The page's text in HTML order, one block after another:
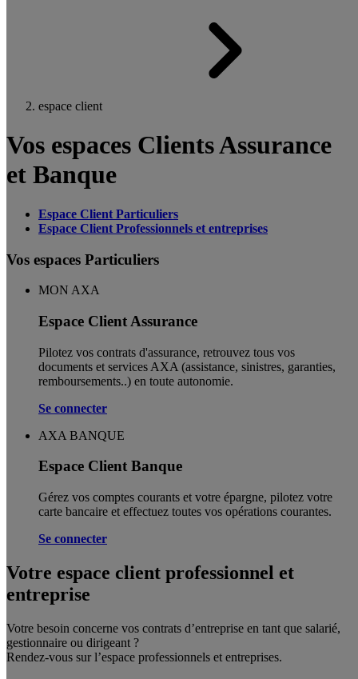
espace client
Vos espaces Clients Assurance
et Banque
Espace Client Particuliers
Espace Client Professionnels et entreprises
Vos espaces Particuliers
MON AXA
Espace Client Assurance
Pilotez vos contrats d'assurance, retrouvez tous vos
documents et services AXA (assistance, sinistres, garanties,
remboursements..) en toute autonomie. ​
Se connecter
AXA BANQUE
Espace Client Banque
Gérez vos comptes courants et votre épargne, pilotez votre
carte bancaire et effectuez toutes vos opérations courantes.
Se connecter
Votre espace client professionnel et
entreprise
Votre besoin concerne vos contrats d’entreprise en tant que salarié,
gestionnaire ou dirigeant ?
Rendez-vous sur l’espace professionnels et entreprises.